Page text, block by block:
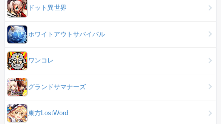
ドット異世界
ホワイトアウトサバイバル
ワンコレ
グランドサマナーズ
東方LostWord